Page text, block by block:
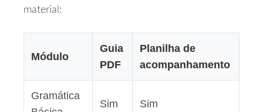
material:
Módulo
Guia
PDF
Planilha de
acompanhamento
Gramática
Sim Sim